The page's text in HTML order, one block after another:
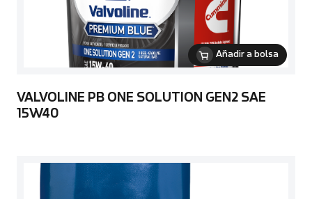
Añadir a bolsa
VALVOLINE PB ONE SOLUTION GEN2 SAE
15W40